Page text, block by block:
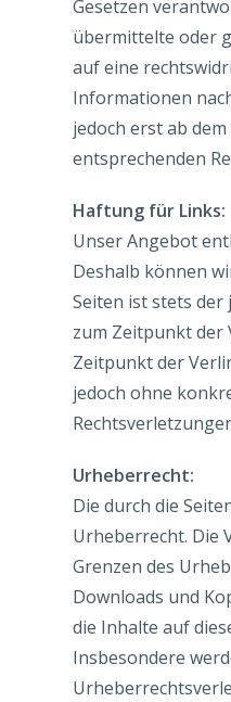
Gesetzen
übermittelte oder
auf eine
Informationen
jedoch erst ab
entsprechenden
Haftung für Links:
Unser Angebot
Deshalb können
Seiten ist stets
zum Zeitpunkt der
Zeitpunkt der
jedoch ohne
Urheberrecht:
Die durch die
Urheberrecht. Die
Grenzen des
Downloads und
die Inhalte auf
Insbesondere